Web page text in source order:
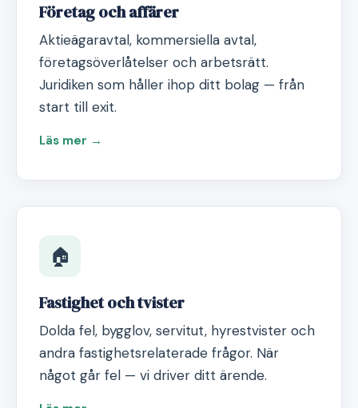
Företag och affärer
Aktieägaravtal, kommersiella avtal,
företagsöverlåtelser och arbetsrätt.
Juridiken som håller ihop ditt bolag — från
start till exit.
Läs mer →
🏠
Fastighet och tvister
Dolda fel, bygglov, servitut, hyrestvister och
andra fastighetsrelaterade frågor. När
något går fel — vi driver ditt ärende.